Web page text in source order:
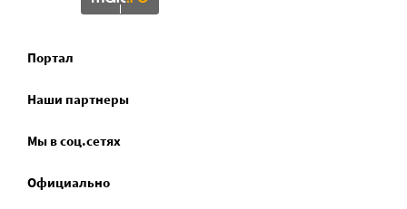
Портал
Наши партнеры
Мы в соц.сетях
Официально